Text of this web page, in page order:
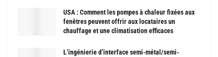
USA : Comment les pompes à chaleur fixées aux
fenêtres peuvent offrir aux locataires un
chauffage et une climatisation efficaces
L’ingénierie d’interface semi-métal/semi-